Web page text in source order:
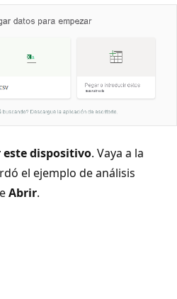
este dispositivo. Vaya a la
el ejemplo de análisis
Abrir.